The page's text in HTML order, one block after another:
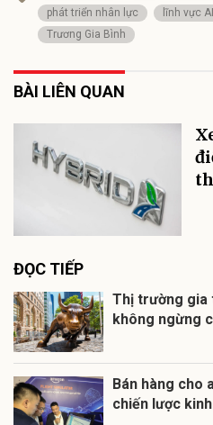
phát triển nhân lực
lĩnh vực AI
Trương Gia Bình
BÀI LIÊN QUAN
ĐỌC TIẾP
Thị trường gia
không ngừng
Bán hàng cho
chiến lược